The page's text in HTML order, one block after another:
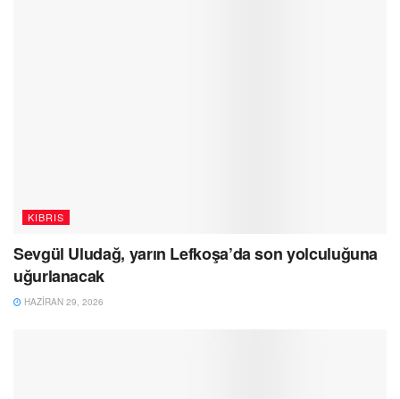
KIBRIS
Sevgül Uludağ, yarın Lefkoşa’da son yolculuğuna
uğurlanacak
HAZIRAN 29, 2026